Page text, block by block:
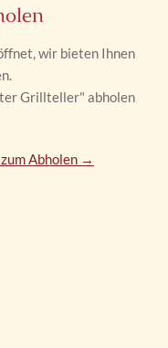
wir bieten Ihnen
Grillteller" abholen
Abholen →